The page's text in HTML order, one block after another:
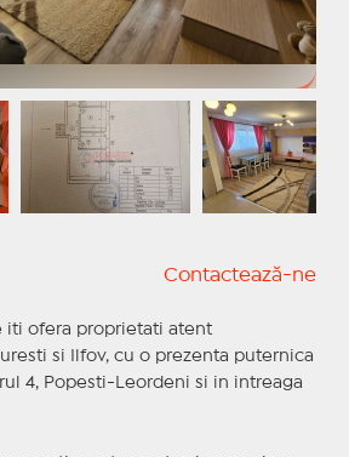
Contactează-ne
iti ofera proprietati atent
si Ilfov, cu o prezenta puternica
4, Popesti-Leordeni si in intreaga